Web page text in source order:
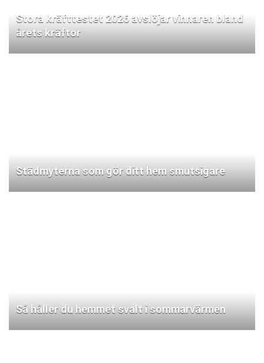
Stora kräfttestet 2026 avslöjar vinnaren bland
årets kräftor
Städmyterna som gör ditt hem smutsigare
Så håller du hemmet svalt i sommarvärmen